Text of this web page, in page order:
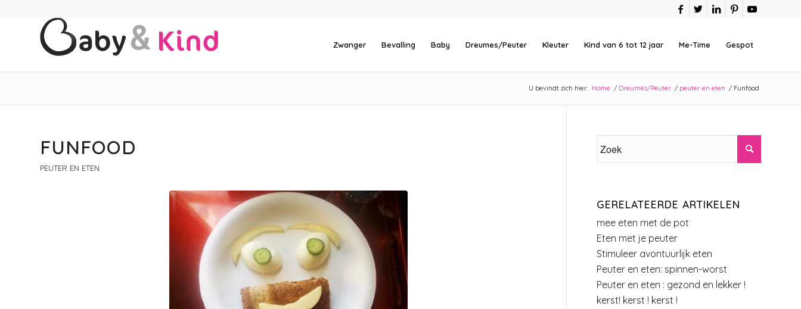
Zwanger Bevalling Baby Dreumes/Peuter Kleuter Kind van 6 tot 12 jaar Me-Time Gespot
U bevindt zich hier: Home / Dreumes/Peuter / peuter en eten / Funfood
FUNFOOD
PEUTER EN ETEN
GERELATEERDE ARTIKELEN
mee eten met de pot
Eten met je peuter
Stimuleer avontuurlijk eten
Peuter en eten: spinnen-worst
Peuter en eten : gezond en lekker !
kerst! kerst ! kerst !